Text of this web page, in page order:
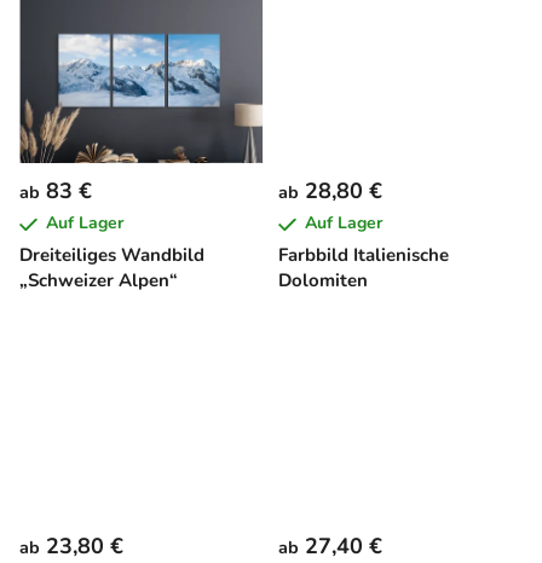
e
Dreiteiliges Wandbild
„Schweizer Alpen“
ab 83 €
Auf Lager
Farbbild Italienische
Dolomiten
ab 28,80 €
Auf Lager
ab 23,80 € ab 27,40 €